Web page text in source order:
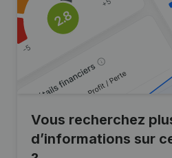
Vous recherchez
d’informations sur